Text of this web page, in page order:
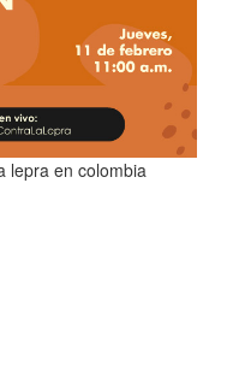
lepra en colombia